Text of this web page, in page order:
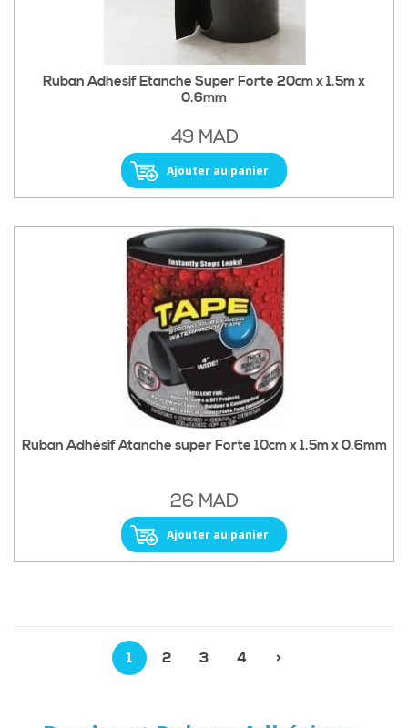
Ruban Adhesif Etanche Super Forte 20cm x 1.5m x
0.6mm
49 MAD
Ajouter au panier
Ruban Adhésif Atanche super Forte 10cm x 1.5m x 0.6mm
26 MAD
Ajouter au panier
1 2 3 4 >